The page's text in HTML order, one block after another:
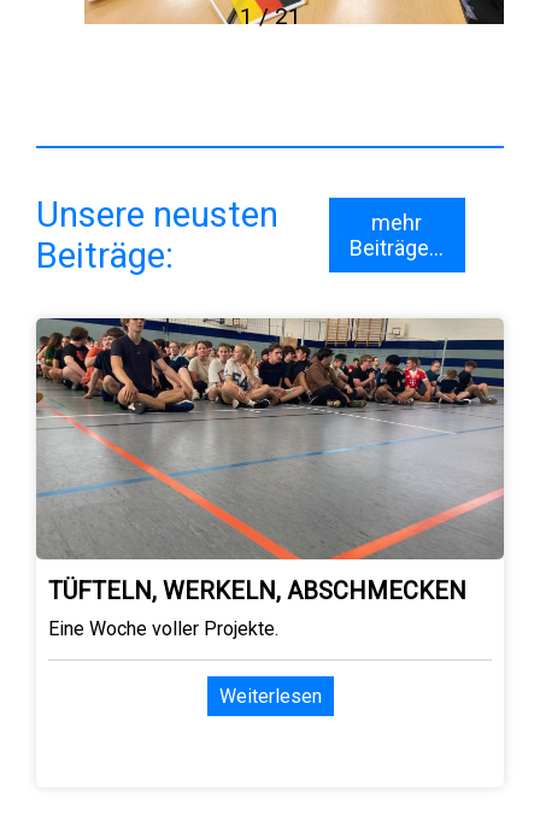
2 / 21
Unsere neusten
Beiträge:
mehr
Beiträge...
TÜFTELN, WERKELN, ABSCHMECKEN
Eine Woche voller Projekte.
Weiterlesen